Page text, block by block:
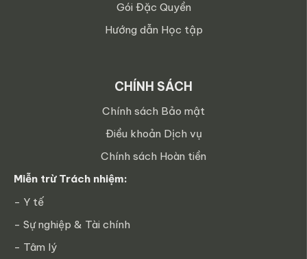
Gói Đặc Quyền
Hướng dẫn Học tập
CHÍNH SÁCH
Chính sách Bảo mật
Điều khoản Dịch vụ
Chính sách Hoàn tiền
Miễn trừ Trách nhiệm:
- Y tế
- Sự nghiệp & Tài chính
- Tâm lý